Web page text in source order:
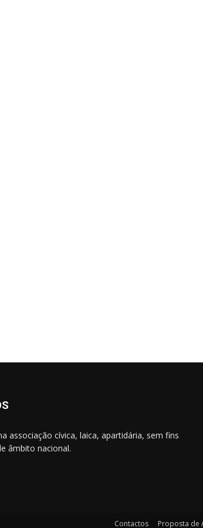
associação cívica, laica, apartidária, sem fins
âmbito nacional.
Contactos Proposta de